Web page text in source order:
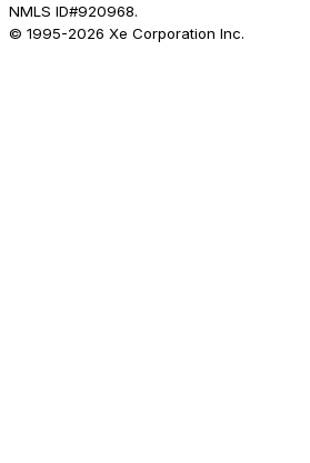
NMLS ID#920968.
© 1995-2026 Xe Corporation Inc.